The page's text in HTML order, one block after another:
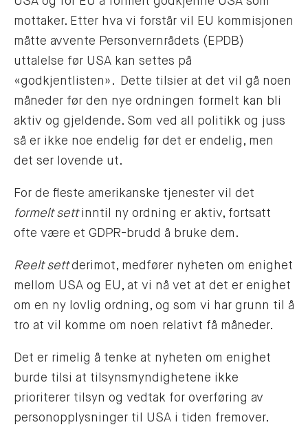
mottaker. Etter hva vi forstår vil EU kommisjonen
måtte avvente Personvernrådets (EPDB)
uttalelse før USA kan settes på
«godkjentlisten». Dette tilsier at det vil gå noen
måneder før den nye ordningen formelt kan bli
aktiv og gjeldende. Som ved all politikk og juss
så er ikke noe endelig før det er endelig, men
det ser lovende ut.
For de fleste amerikanske tjenester vil det
formelt settinntil ny ordning er aktiv, fortsatt
ofte være et GDPR-brudd å bruke dem.
Reelt settderimot, medfører nyheten om enighet
mellom USA og EU, at vi nå vet at det er enighet
om en ny lovlig ordning, og som vi har grunn til å
tro at vil komme om noen relativt få måneder.
Det er rimelig å tenke at nyheten om enighet
burde tilsi at tilsynsmyndighetene ikke
prioriterer tilsyn og vedtak for overføring av
personopplysninger til USA i tiden fremover.